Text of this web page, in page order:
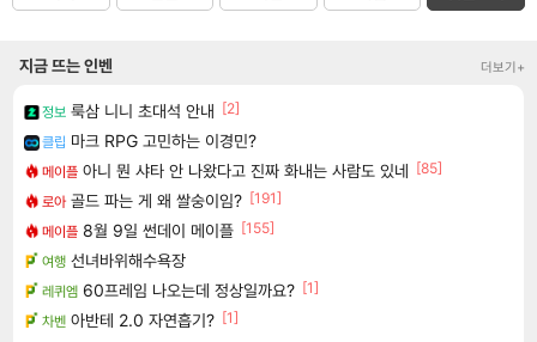
지금 뜨는 인벤 더보기+
정보 룩삼 니니 초대석 안내 [2]
클립 마크 RPG 고민하는 이경민?
메이플 아니 뭔 샤타 안 나왔다고 진짜 화내는 사람도 있네 [85]
로아 골드 파는 게 왜 쌀숭이임? [191]
메이플 8월 9일 썬데이 메이플 [155]
여행 선녀바위해수욕장
레퀴엠 60프레임 나오는데 정상일까요? [1]
차벤 아반테 2.0 자연흡기? [1]